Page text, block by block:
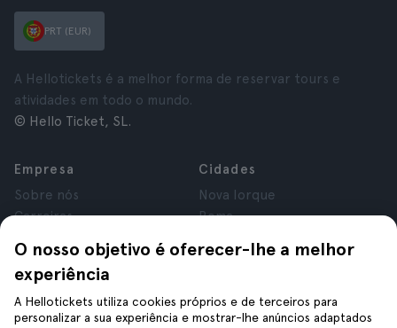
O nosso objetivo é oferecer-lhe a melhor
experiência
A Hellotickets utiliza cookies próprios e de terceiros para
personalizar a sua experiência e mostrar-lhe anúncios adaptados
PRT (EUR)
A Hellotickets é a melhor forma de reservar tours e
atividades em todo o mundo.
© Hello Ticket, SL.
Empresa
Sobre nós
Carreiras
Avaliações
Privacidade
Termos e Condições
Aviso Legal
Cidades
Nova Iorque
Roma
Londres
Cracóvia
Tenerife